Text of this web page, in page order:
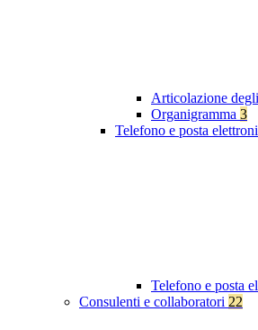
Articolazione
Organigramma 3
Telefono e posta
Telefono e posta
Consulenti e collaboratori 22